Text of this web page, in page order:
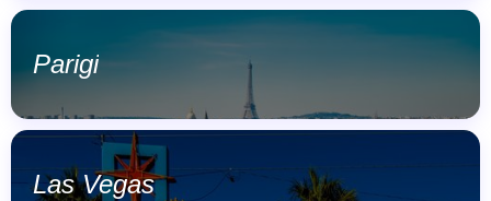
Parigi
Las Vegas